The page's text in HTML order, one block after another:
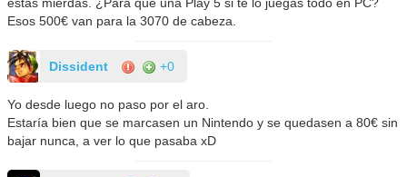
Esos 500€ van para la 3070 de cabeza.
Dissident +0
Yo desde luego no paso por el aro.
Estaría bien que se marcasen un Nintendo y se quedasen a 80€ sin
bajar nunca, a ver lo que pasaba xD